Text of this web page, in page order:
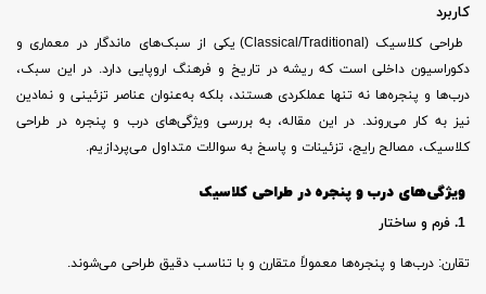
کاربرد
طراحی کلاسیک (Classical/Traditional) یکی از سبک‌های ماندگار در معماری و
دکوراسیون داخلی است که ریشه در تاریخ و فرهنگ اروپایی دارد. در این سبک،
درب‌ها و پنجره‌ها نه تنها عملکردی هستند، بلکه به‌عنوان عناصر تزئینی و نمادین
نیز به کار می‌روند. در این مقاله، به بررسی ویژگی‌های درب و پنجره در طراحی
کلاسیک، مصالح رایج، تزئینات و پاسخ به سوالات متداول می‌پردازیم.
ویژگی‌های درب و پنجره در طراحی کلاسیک
1. فرم و ساختار
تقارن: درب‌ها و پنجره‌ها معمولاً متقارن و با تناسب دقیق طراحی می‌شوند.